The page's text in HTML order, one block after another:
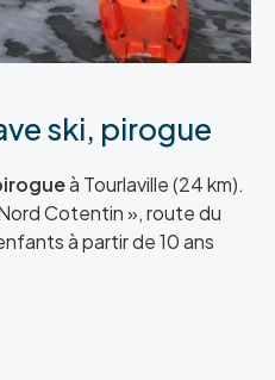
ski, pirogue
à Tourlaville (24 km).
Cotentin », route du
à partir de 10 ans